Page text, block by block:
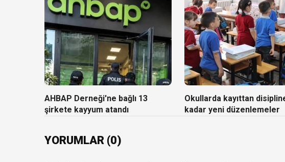
AHBAP Derneği'ne bağlı 13
şirkete kayyum atandı
Okullarda kayıttan
kadar yeni düzenlemeler
YORUMLAR (0)